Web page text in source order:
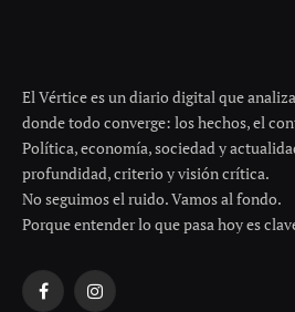
El Vértice es un diario digital que
donde todo converge: los hechos, el
Política, economía, sociedad y
profundidad, criterio y visión crítica.
No seguimos el ruido. Vamos al fondo.
Porque entender lo que pasa hoy es
FacebookInstagram